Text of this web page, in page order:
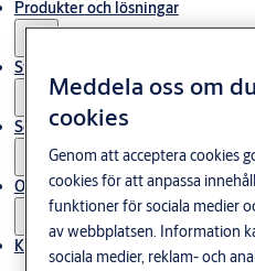
Produkter och lösningar
Stories
Service
Om oss
Kontakta oss
Meddela oss om
cookies
Genom att acceptera cookies
cookies för att anpassa
funktioner för sociala medier
av webbplatsen. Information
sociala medier, reklam- och